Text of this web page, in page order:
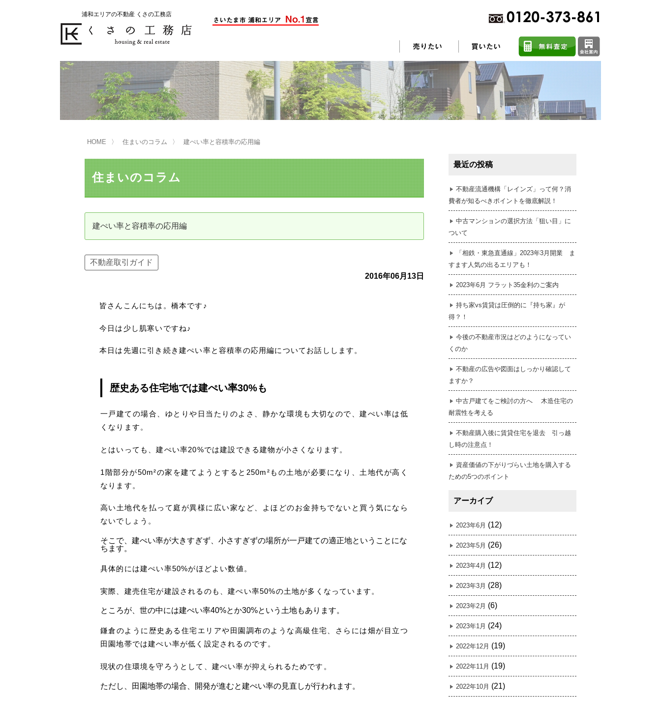
浦和エリアの不動産 くさの工務店
不動産の売却をお考えのお客様
くさの工務店が選ばれる理由 売却活動 売却されたお客様の声 不動産売却に関するよくある質問
買い替えサポート はじめての売却 不動産売却成功のコツ 任意売却
不動産の相続 売却前の修繕・リフォーム
売却の流れ（手順）
不動産売却の詳しい流れ 売買契約のご締結
不動産の購入をお考えのお客様
くさの工務店が選ばれる理由 購入されたお客様の声 不動産購入に関するよくある質問
住宅ローン控除・消費税について
リニュアル仲介とは
資産価値の減りにくい住宅購入 中古だから安心して購入できる仕組み リニュアル仲介で実現する豊かな暮らし はじめての物件探し
HOME 住まいのコラム 建ぺい率と容積率の応用編
住まいのコラム
建ぺい率と容積率の応用編
不動産取引ガイド
2016年06月13日
皆さんこんにちは。橋本です♪
今日は少し肌寒いですね♪
本日は先週に引き続き建ぺい率と容積率の応用編についてお話しします。
歴史ある住宅地では建ぺい率30%も
一戸建ての場合、ゆとりや日当たりのよさ、静かな環境も大切なので、建ぺい率は低
くなります。
とはいっても、建ぺい率20%では建設できる建物が小さくなります。
1階部分が50m²の家を建てようとすると250m²もの土地が必要になり、土地代が高く
なります。
高い土地代を払って庭が異様に広い家など、よほどのお金持ちでないと買う気になら
ないでしょう。
そこで、建ぺい率が大きすぎず、小さすぎずの場所が一戸建ての適正地ということにな
ちます。
具体的には建ぺい率50%がほどよい数値。
実際、建売住宅が建設されるのも、建ぺい率50%の土地が多くなっています。
ところが、世の中には建ぺい率40%とか30%という土地もあります。
鎌倉のように歴史ある住宅エリアや田園調布のような高級住宅、さらには畑が目立つ
田園地帯では建ぺい率が低く設定されるのです。
現状の住環境を守ろうとして、建ぺい率が抑えられるためです。
ただし、田園地帯の場合、開発が進むと建ぺい率の見直しが行われます。
最近の投稿
不動産流通機構「レインズ」って何？消
費者が知るべきポイントを徹底解説！
中古マンションの選択方法「狙い目」に
ついて
「相鉄・東急直通線」2023年3月開業 ま
すます人気の出るエリアも！
2023年6月 フラット35金利のご案内
持ち家vs賃貸は圧倒的に『持ち家』が
得？！
今後の不動産市況はどのようになってい
くのか
不動産の広告や図面はしっかり確認して
ますか？
中古戸建てをご検討の方へ 木造住宅の
耐震性を考える
不動産購入後に賃貸住宅を退去 引っ越
し時の注意点！
資産価値の下がりづらい土地を購入する
ための5つのポイント
アーカイブ
2023年6月 (12)
2023年5月 (26)
2023年4月 (12)
2023年3月 (28)
2023年2月 (6)
2023年1月 (24)
2022年12月 (19)
2022年11月 (19)
2022年10月 (21)